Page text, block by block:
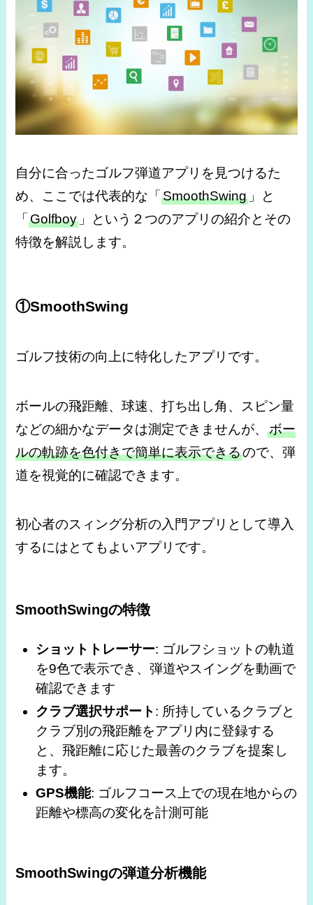
自分に合ったゴルフ弾道アプリを見つけるた
め、ここでは代表的な「SmoothSwing 」と
「Golfboy 」という２つのアプリの紹介とその
特徴を解説します。
①SmoothSwing
ゴルフ技術の向上に特化したアプリです。
ボールの飛距離、球速、打ち出し角、スピン量
などの細かなデータは測定できませんが、ボー
ルの軌跡を色付きで簡単に表示できるので、弾
道を視覚的に確認できます。
初心者のスィング分析の入門アプリとして導入
するにはとてもよいアプリです。
SmoothSwingの特徴
ショットトレーサー: ゴルフショットの軌道
を9色で表示でき、弾道やスイングを動画で
確認できます
クラブ選択サポート: 所持しているクラブと
クラブ別の飛距離をアプリ内に登録する
と、飛距離に応じた最善のクラブを提案し
ます。
GPS機能: ゴルフコース上での現在地からの
距離や標高の変化を計測可能
SmoothSwingの弾道分析機能